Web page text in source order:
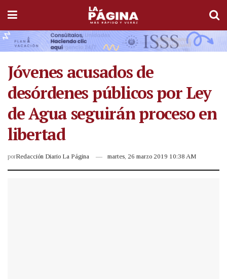
Jóvenes acusados de
desórdenes públicos por Ley
de Agua seguirán proceso en
libertad
porRedacción Diario La Página martes, 26 marzo 2019 10:38 AM